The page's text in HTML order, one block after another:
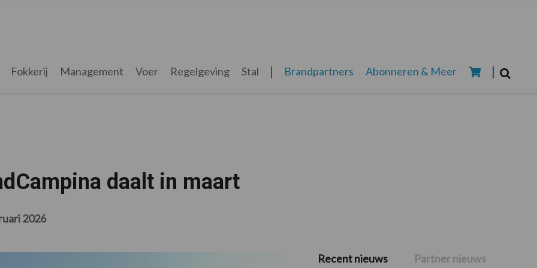
Fokkerij Management Voer Regelgeving Stal Brandpartners Abonneren & Meer
daalt in maart
2026
Primaire
Recent nieuws Partner nieuws